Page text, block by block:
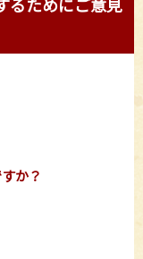
るためにご意見
か？